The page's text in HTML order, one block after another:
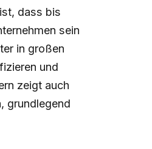
dass bis
sein
in großen
und
zeigt auch
grundlegend